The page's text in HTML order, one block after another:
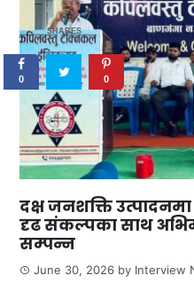
दक्ष जनशक्ति
दृढ संकल्पका साथ
सम्पन्न
June 30, 2026 by Interview
0
SHARES
0 0